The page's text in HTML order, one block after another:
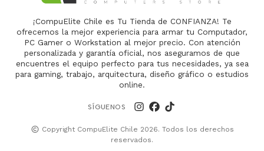
¡CompuElite Chile es Tu Tienda de CONFIANZA! Te
ofrecemos la mejor experiencia para armar tu Computador,
PC Gamer o Workstation al mejor precio. Con atención
personalizada y garantía oficial, nos aseguramos de que
encuentres el equipo perfecto para tus necesidades, ya sea
para gaming, trabajo, arquitectura, diseño gráfico o estudios
online.
SÍGUENOS
Copyright CompuElite Chile 2026. Todos los derechos
reservados.